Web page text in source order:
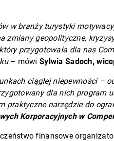
w branży turystyki
geopolityczne,
przygotowała dla nas
– mówiSylwia Sadoch,
ciągłej niepewności –
dla nich program
narzędzie do
Korporacyjnych w
finansowe